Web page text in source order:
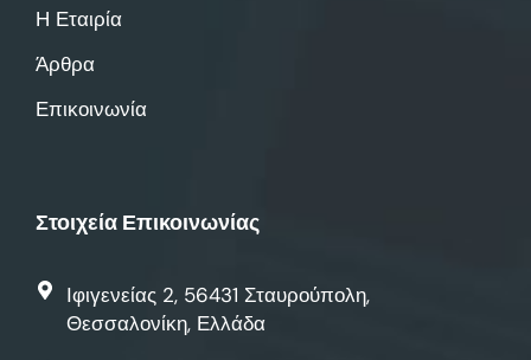
Η Εταιρία
Άρθρα
Επικοινωνία
Στοιχεία Επικοινωνίας
Ιφιγενείας 2, 56431 Σταυρούπολη,
Θεσσαλονίκη, Ελλάδα